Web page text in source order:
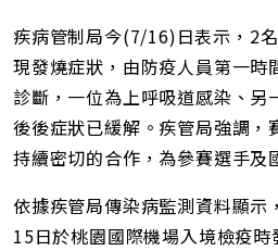
疾病管制局今(7/16)日表示，2
現發燒症狀，由防疫人員第一時
診斷，一位為上呼吸道感染、另
後後症狀已緩解。疾管局強調，
持續密切的合作，為參賽選手及
依據疾管局傳染病監測資料顯示
15日於桃園國際機場入境檢疫